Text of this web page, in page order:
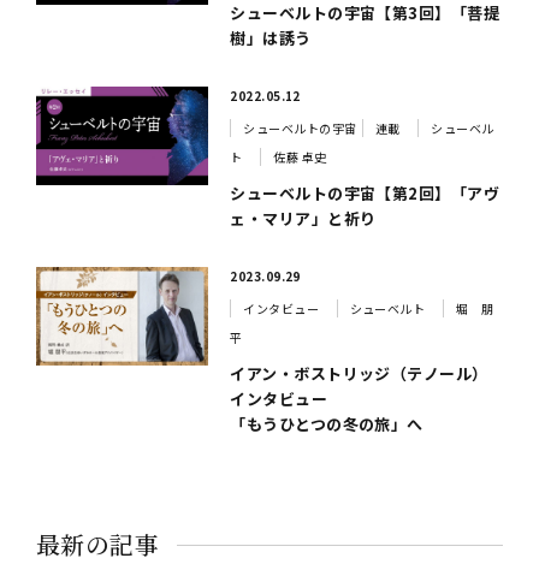
シューベルトの宇宙【第3回】「菩提
樹」は誘う
2022.05.12
シューベルトの宇宙
連載
シューベル
ト
佐藤 卓史
シューベルトの宇宙【第2回】「アヴ
ェ・マリア」と祈り
2023.09.29
インタビュー
シューベルト
堀 朋
平
イアン・ボストリッジ（テノール）
インタビュー
「もうひとつの冬の旅」へ
最新の記事